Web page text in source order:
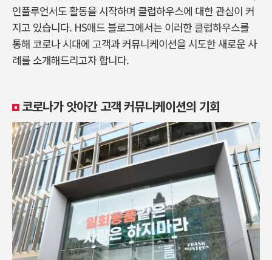
인플루언서도 활동을 시작하며 클럽하우스에 대한 관심이 커
지고 있습니다. HS애드 블로그에서는 이러한 클럽하우스를
통해 코로나 시대에 고객과 커뮤니케이션을 시도한 새로운 사
례를 소개해드리고자 합니다.
코로나가 앗아간 고객 커뮤니케이션의 기회